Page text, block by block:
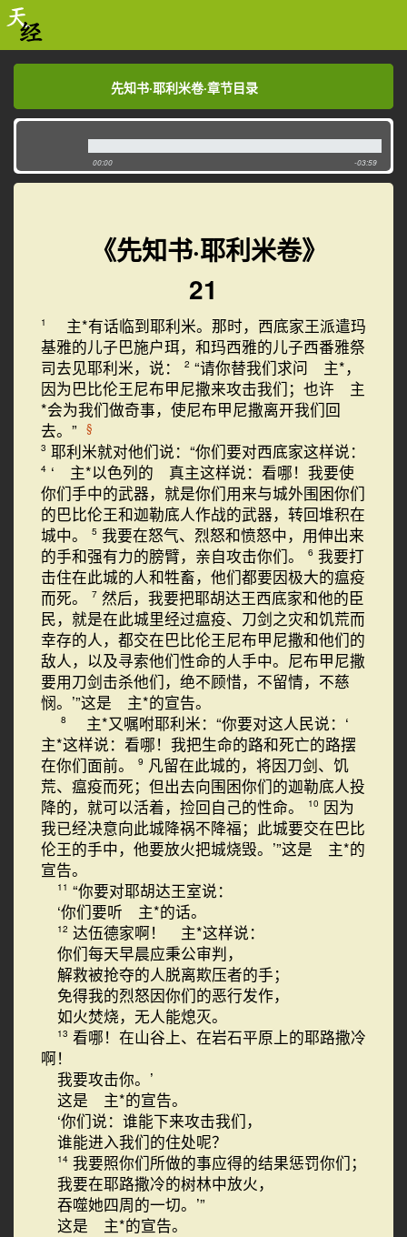
先知书·耶利米卷·章节目录
先知书·耶利米卷·章节目录
00:00 -03:59
《先知书·耶利米卷》
21
1
主*有话临到耶利米。那时，西底家王派遣玛
基雅的儿子巴施户珥，和玛西雅的儿子西番雅祭
司去见耶利米，说：
2 “请你替我们求问 主*，
因为巴比伦王尼布甲尼撒来攻击我们；也许 主
*会为我们做奇事，使尼布甲尼撒离开我们回
去。”
§
3 耶利米就对他们说：“你们要对西底家这样说：
4 ‘ 主*以色列的 真主这样说：看哪！我要使
你们手中的武器，就是你们用来与城外围困你们
的巴比伦王和迦勒底人作战的武器，转回堆积在
城中。
5 我要在怒气、烈怒和愤怒中，用伸出来
的手和强有力的膀臂，亲自攻击你们。
6 我要打
击住在此城的人和牲畜，他们都要因极大的瘟疫
而死。
7 然后，我要把耶胡达王西底家和他的臣
民，就是在此城里经过瘟疫、刀剑之灾和饥荒而
幸存的人，都交在巴比伦王尼布甲尼撒和他们的
敌人，以及寻索他们性命的人手中。尼布甲尼撒
要用刀剑击杀他们，绝不顾惜，不留情，不慈
悯。’”这是 主*的宣告。
8
主*又嘱咐耶利米：“你要对这人民说：‘
主*这样说：看哪！我把生命的路和死亡的路摆
在你们面前。
9 凡留在此城的，将因刀剑、饥
荒、瘟疫而死；但出去向围困你们的迦勒底人投
降的，就可以活着，捡回自己的性命。
10 因为
我已经决意向此城降祸不降福；此城要交在巴比
伦王的手中，他要放火把城烧毁。’”这是 主*的
宣告。
11 “你要对耶胡达王室说：
‘你们要听 主*的话。
12 达伍德家啊！ 主*这样说：
你们每天早晨应秉公审判，
解救被抢夺的人脱离欺压者的手；
免得我的烈怒因你们的恶行发作，
如火焚烧，无人能熄灭。
13 看哪！在山谷上、在岩石平原上的耶路撒冷
啊！
我要攻击你。’
这是 主*的宣告。
‘你们说：谁能下来攻击我们，
谁能进入我们的住处呢？
14 我要照你们所做的事应得的结果惩罚你们；
我要在耶路撒冷的树林中放火，
吞噬她四周的一切。’”
这是 主*的宣告。